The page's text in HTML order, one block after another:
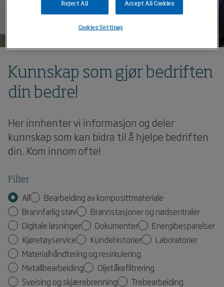
Kunnskap som gjør bedriften
din bedre!
Her innhenter vi informasjon og deler
kunnskap som kan bidra til å hjelpe bedriften
din. Kom innom ofte!
Filter
All
Bearbeiding av komposittmateriale
Brannfarlig støv
Brannstasjoner og nødsentraler
Digitale løsninger
Dokumenter
Energibesparelser
Kjøretøyservice
Kundehistorier
Laboratorier
Materialhåndtering og resirkulering
Metallbearbeiding
Oljetåkefiltrering
Sveising og skjærebrenning
Trebearbeiding
Reject All Accept All Cookies
Cookies Settings